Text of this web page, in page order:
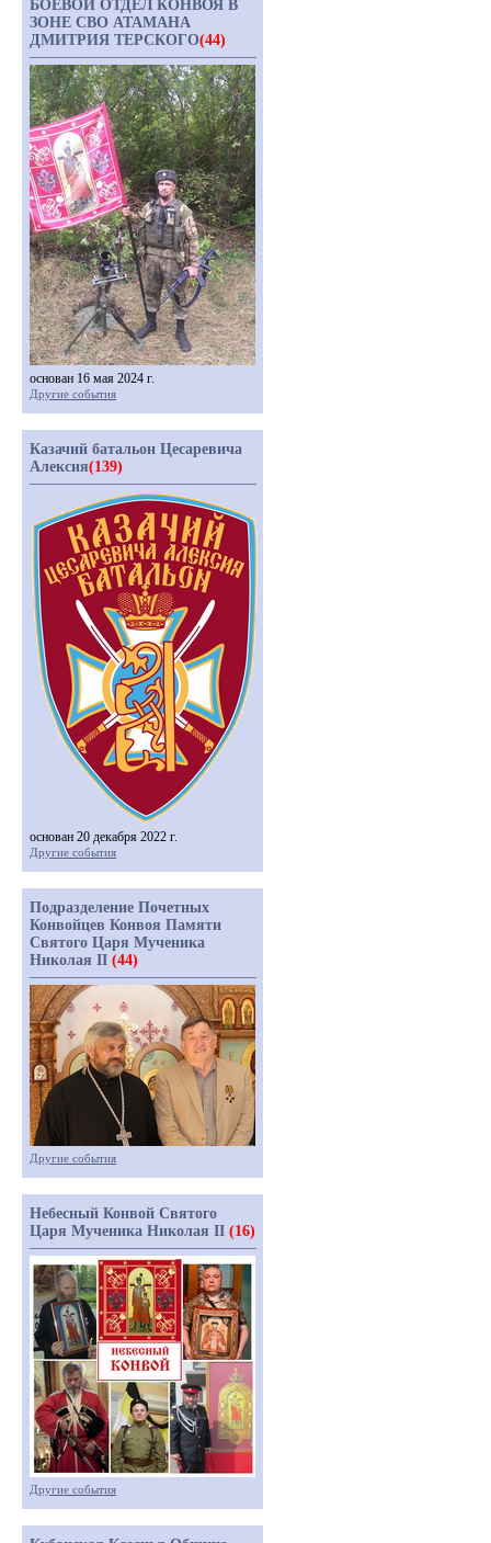
БОЕВОЙ ОТДЕЛ КОНВОЯ В
ЗОНЕ СВО АТАМАНА
ДМИТРИЯ ТЕРСКОГО(44)
основан 16 мая 2024 г.
Другие события
Казачий батальон Цесаревича
Алексия(139)
основан 20 декабря 2022 г.
Другие события
Подразделение Почетных
Конвойцев Конвоя Памяти
Святого Царя Мученика
Николая II (44)
Другие события
Небесный Конвой Святого
Царя Мученика Николая II (16)
Другие события